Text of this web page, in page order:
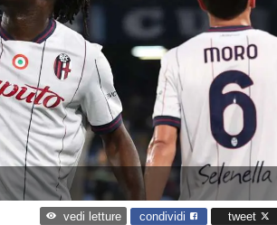
vedi letture condividi tweet